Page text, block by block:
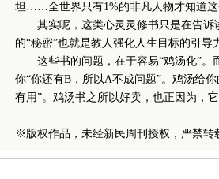
坦……全世界只有1%的非凡人物才知道
其实呢，这类心灵灵修书只是在告诉
的“秘密”也就是教人强化人生目标的引导
这些书的问题，在于容易“鸡汤化”。
你“你还有B，所以A不成问题”。鸡汤给
有用”。鸡汤书之所以好卖，也正因为，它
※ 版权作品，未经新民周刊授权，严禁转